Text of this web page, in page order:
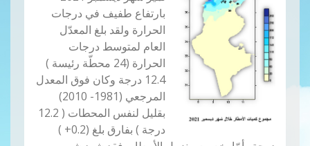
بارتفاع طفيف في درجات
الحرارة ولقد بلغ المعدّل
العام لمتوسط درجات
الحرارة (24 محطّة رئيسة )
12.4 درجة وكان فوق المعدل
المرجعي (1981- 2010)
بقليل لنفس المحطات ( 12.2
درجة ) بفارق بلغ (0.2+ )